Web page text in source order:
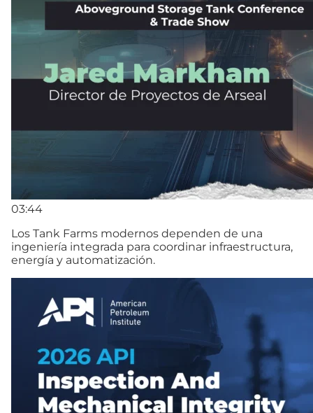
03:44
Los Tank Farms modernos dependen de una
ingeniería integrada para coordinar infraestructura,
energía y automatización.